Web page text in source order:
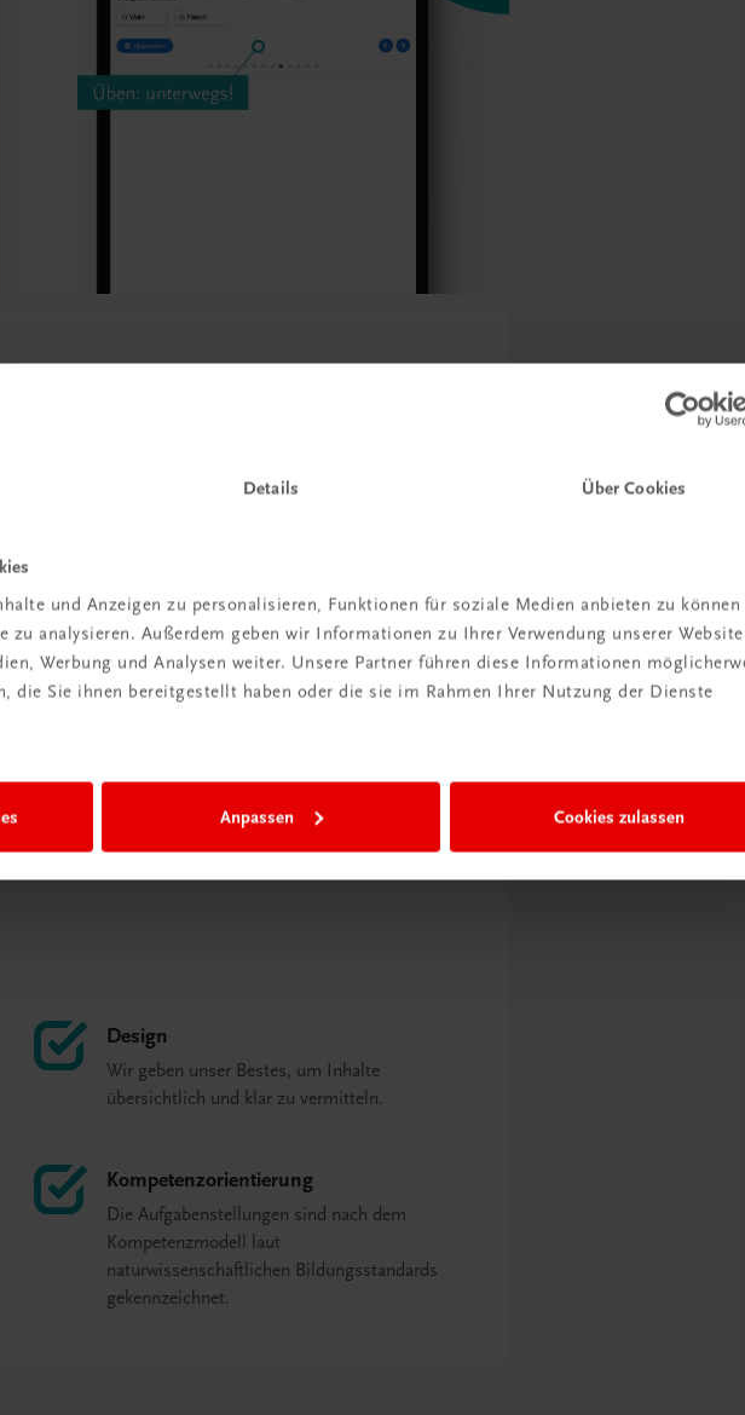
Details Über Cookies
und Anzeigen zu personalisieren, Funktionen für soziale Medien anbieten zu können
zu analysieren. Außerdem geben wir Informationen zu Ihrer Verwendung unserer
Werbung und Analysen weiter. Unsere Partner führen diese Informationen
die Sie ihnen bereitgestellt haben oder die sie im Rahmen Ihrer Nutzung der Dienste
Anpassen Cookies zulassen
Wert auf praktisches Tun und
lebensnaher Experimente,
erleichtern das Verständnis
Phänomene.
Design
Wir geben unser Bestes, um Inhalte
übersichtlich und klar zu vermitteln.
Kompetenzorientierung
Die Aufgabenstellungen sind nach dem
Kompetenzmodell laut
naturwissenschaftlichen Bildungsstandards
gekennzeichnet.